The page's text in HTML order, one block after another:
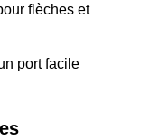
flèches et
port facile